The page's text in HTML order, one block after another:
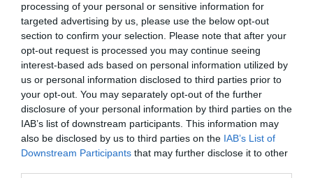
processing of your personal or sensitive information for
targeted advertising by us, please use the below opt-out
section to confirm your selection. Please note that after your
opt-out request is processed you may continue seeing
interest-based ads based on personal information utilized by
us or personal information disclosed to third parties prior to
your opt-out. You may separately opt-out of the further
disclosure of your personal information by third parties on the
IAB’s list of downstream participants. This information may
also be disclosed by us to third parties on the IAB’s List of
Downstream Participants that may further disclose it to other
Marcelo Gullo: “El trabajo de desmitificar la
historia, de poner la verdadera, de
desmontar la falsificación, es un trabajo
cristiano"
por Hispanidad
Artículos anteriores
DIARIO DE LA CORRUPCIÓN SANCHISTA
Diario de la corrupción sanchista. Hazte